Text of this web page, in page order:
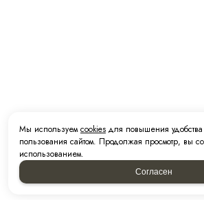
Мы используемcookies для повышения удобства
пользования сайтом. Продолжая просмотр, вы
использованием.
Согласен